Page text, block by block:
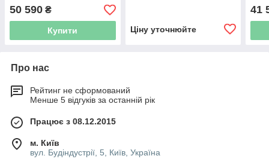
50 590 ₴
Купити Ціну уточнюйте
41
Про нас
Рейтинг не сформований
Менше 5 відгуків за останній рік
Працює з 08.12.2015
м. Київ
вул. Будіндустрії, 5, Київ, Україна